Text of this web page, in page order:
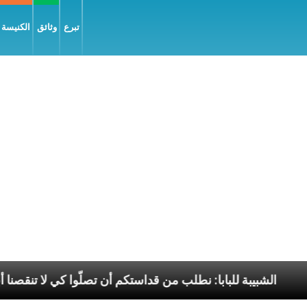
وثائق تبرع
الشبيبة للبابا: نطلب من قداستكم أن السّلام